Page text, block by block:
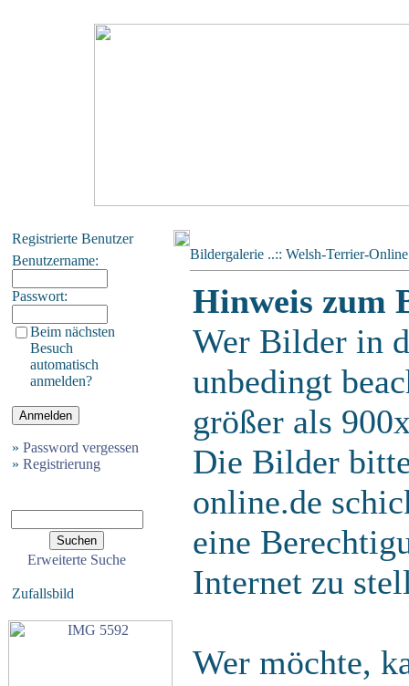
Registrierte Benutzer
Benutzername:
Passwort:
Beim nächsten
Besuch
automatisch
anmelden?
» Password vergessen
» Registrierung
Erweiterte Suche
Zufallsbild
Bildergalerie ..:: Welsh-Terrier-
Hinweis zum
Wer Bilder in
unbedingt
größer als
Die Bilder
online.de
eine
Internet zu
Wer möchte,